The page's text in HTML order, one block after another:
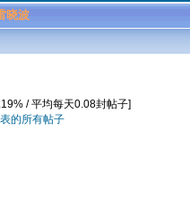
晓波
/ 平均每天0.08封帖子]
的所有帖子